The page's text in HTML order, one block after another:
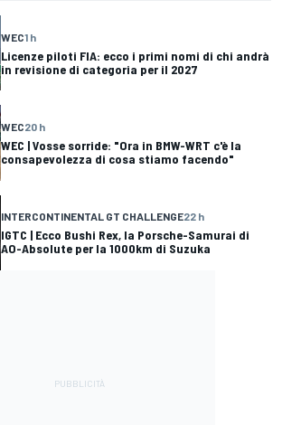
WEC1 h
Licenze piloti FIA: ecco i primi nomi di chi andrà
in revisione di categoria per il 2027
WEC20 h
WEC | Vosse sorride: "Ora in BMW-WRT c'è la
consapevolezza di cosa stiamo facendo"
INTERCONTINENTAL GT CHALLENGE22 h
IGTC | Ecco Bushi Rex, la Porsche-Samurai di
AO-Absolute per la 1000km di Suzuka